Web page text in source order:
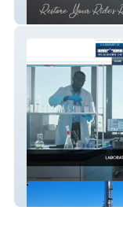
Prem Detailing
Folio Instruments